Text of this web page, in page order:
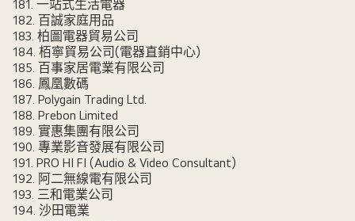
181. 一站式生活電器
182. 百誠家庭用品
183. 柏圖電器貿易公司
184. 栢寧貿易公司(電器直銷中心)
185. 百事家居電業有限公司
186. 鳳凰數碼
187. Polygain Trading Ltd.
188. Prebon Limited
189. 實惠集團有限公司
190. 專業影音發展有限公司
191. PRO HI FI (Audio & Video Consultant)
192. 阿二無線電有限公司
193. 三和電業公司
194. 沙田電業